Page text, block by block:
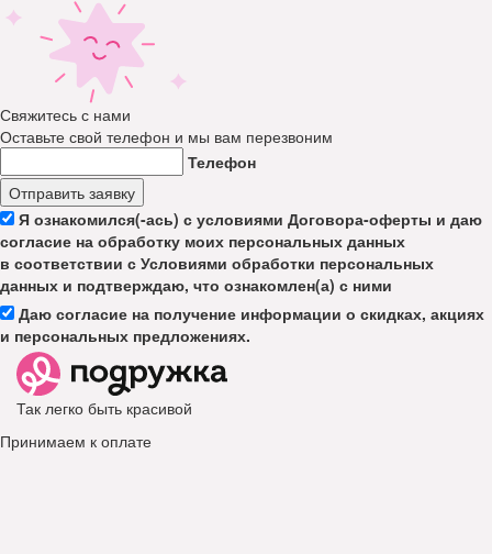
Свяжитесь с нами
Оставьте свой телефон и мы вам перезвоним
Телефон
Отправить заявку
Я ознакомился(-ась) с условиями Договора-оферты и даю
согласие на обработку моих персональных данных
в соответствии с Условиями обработки персональных
данных и подтверждаю, что ознакомлен(а) с ними
Даю согласие на получение информации о скидках, акциях
и персональных предложениях.
Так легко быть красивой
Принимаем к оплате